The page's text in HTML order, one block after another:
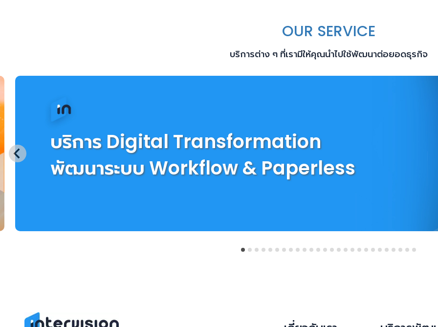
OUR SERVICE
บริการต่าง ๆ ที่เรามีให้คุณนำไปใช้พัฒนาต่อยอดธุรกิจ
บริการพัฒนาระบบ
AI ภายในองค์กร